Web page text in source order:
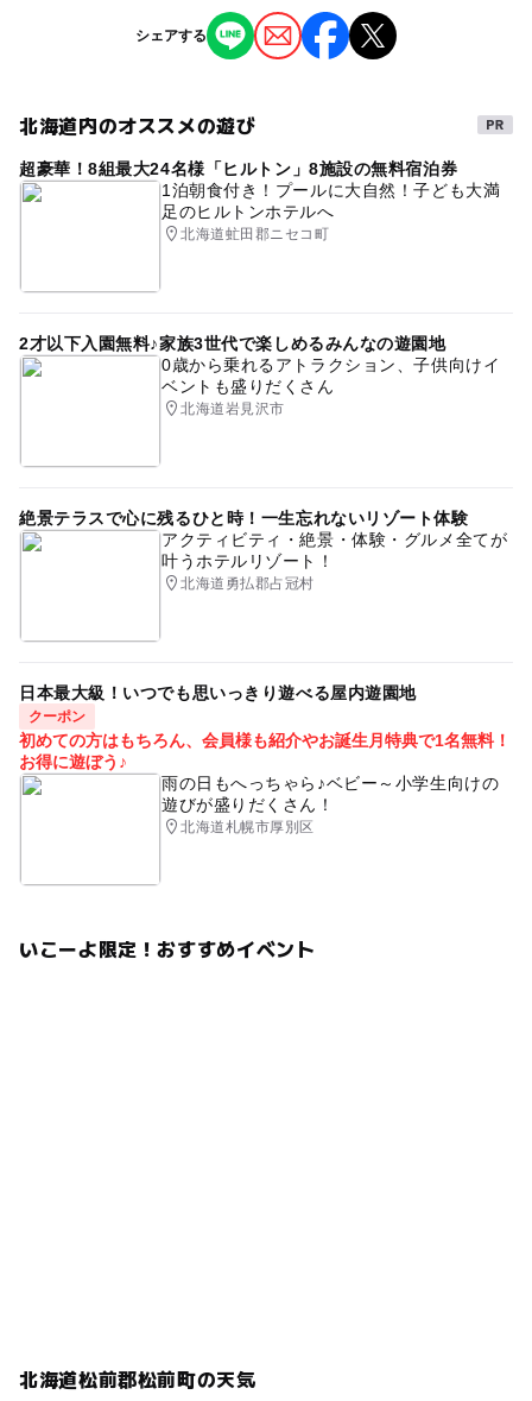
※掲載の情報は天候や主催者側の都合などにより変更にな
ることがあります。
シェアする
北海道内のオススメの遊び
超豪華！8組最大24名様「ヒルトン」8施設の無料宿泊券
1泊朝食付き！プールに大自然！子ども大満
足のヒルトンホテルへ
北海道虻田郡ニセコ町
2才以下入園無料♪家族3世代で楽しめるみんなの遊園地
0歳から乗れるアトラクション、子供向けイ
ベントも盛りだくさん
北海道岩見沢市
絶景テラスで心に残るひと時！一生忘れないリゾート体験
アクティビティ・絶景・体験・グルメ全てが
叶うホテルリゾート！
北海道勇払郡占冠村
日本最大級！いつでも思いっきり遊べる屋内遊園地
クーポン
初めての方はもちろん、会員様も紹介やお誕生月特典で1名無料！
お得に遊ぼう♪
雨の日もへっちゃら♪ベビー～小学生向けの
遊びが盛りだくさん！
北海道札幌市厚別区
いこーよ限定！おすすめイベント
北海道松前郡松前町の天気